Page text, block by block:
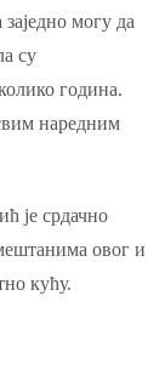
могу да
су
година.
наредним
је срдачно
овог и
кућу.